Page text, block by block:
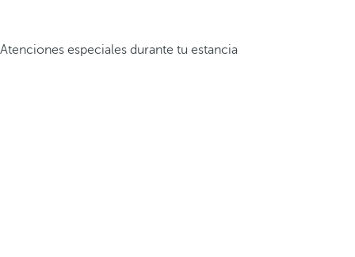
Atenciones especiales durante tu estancia